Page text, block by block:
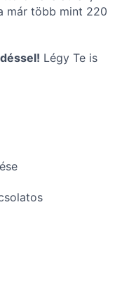
már több mint 220
Légy Te is